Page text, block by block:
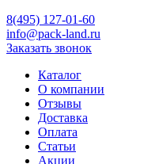
8(495) 127-01-60
info@pack-land.ru
Заказать звонок
Каталог
О компании
Отзывы
Доставка
Оплата
Статьи
Акции